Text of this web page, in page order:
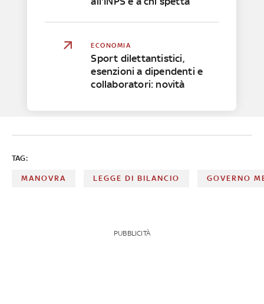
ECONOMIA
Sport dilettantistici,
esenzioni a dipendenti e
collaboratori: novità
TAG:
MANOVRA LEGGE DI BILANCIO GOVERNO
PUBBLICITÀ